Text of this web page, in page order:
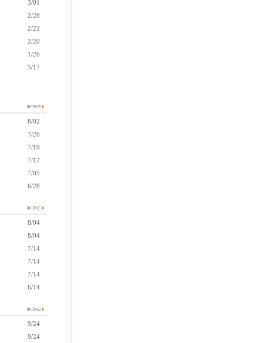
3/01
2/28
2/22
2/20
1/26
5/17
8/02
7/26
7/19
7/12
7/05
6/28
8/04
8/04
7/14
7/14
7/14
6/14
9/24
9/24